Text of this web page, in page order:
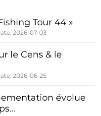
Tour 44 »
2026-07-03
le Cens & le
2026-06-25
évolue